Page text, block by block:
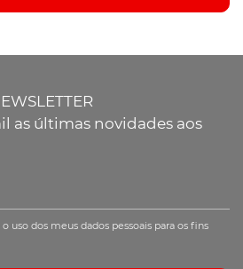
as últimas novidades aos
uso dos meus dados pessoais para os fins